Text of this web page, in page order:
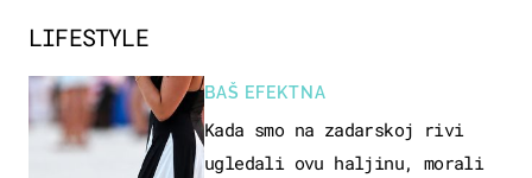
LIFESTYLE
BAŠ EFEKTNA
Kada smo na zadarskoj rivi
ugledali ovu haljinu, morali